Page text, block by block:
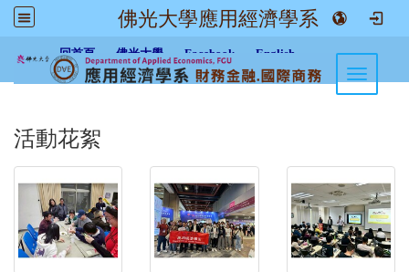
佛光大學應用經濟學系
回首頁 佛光大學 Facebook English
Toggle
活動花絮